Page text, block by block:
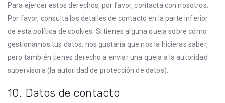
Para ejercer estos derechos, por favor, contacta con nosotros.
Por favor, consulta los detalles de contacto en la parte inferior
de esta política de cookies. Si tienes alguna queja sobre cómo
gestionamos tus datos, nos gustaría que nos la hicieras saber,
pero también tienes derecho a enviar una queja a la autoridad
supervisora (la autoridad de protección de datos).
10. Datos de contacto